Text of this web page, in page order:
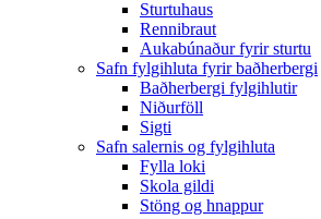
Sturtuhaus
Rennibraut
Aukabúnaður fyrir sturtu
Safn fylgihluta fyrir baðherbergi
Baðherbergi fylgihlutir
Niðurföll
Sigti
Safn salernis og fylgihluta
Fylla loki
Skola gildi
Stöng og hnappur